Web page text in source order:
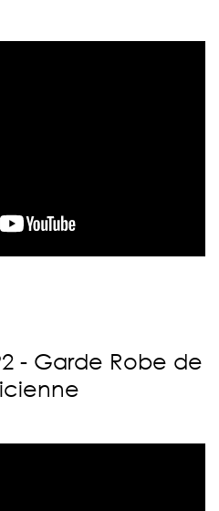
- Garde Robe de